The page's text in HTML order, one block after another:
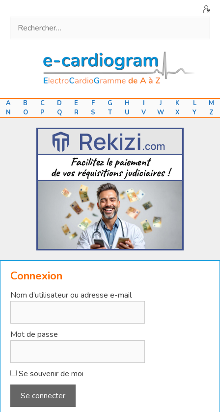
contenu
A B C D E F G H I J K L
M
N
O P Q R S T U V W X Y Z
Connexion
Nom d’utilisateur ou adresse e-mail
Mot de passe
Se souvenir de moi